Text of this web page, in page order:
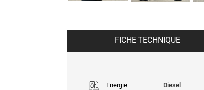
FICHE TECHNIQUE
Energie Diesel